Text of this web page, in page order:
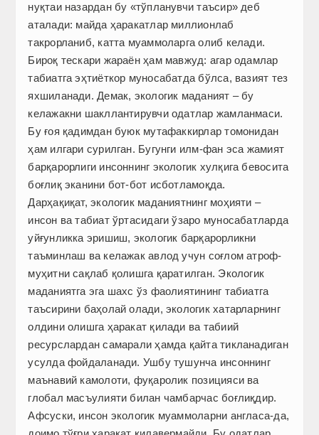
нуқтаи назардан бу «тўпланувчи таъсир» деб
аталади: майда ҳаракатлар миллионлаб
такрорланиб, катта муаммоларга олиб келади.
Бироқ тескари жараён ҳам мавжуд: агар одамлар
табиатга эҳтиёткор муносабатда бўлса, вазият тез
яхшиланади. Демак, экологик маданият – бу
келажакни шакллантирувчи одатлар жамланмаси.
Бу ғоя қадимдан буюк мутафаккирлар томонидан
ҳам илгари сурилган. Бугунги илм-фан эса жамият
барқарорлиги инсоннинг экологик хулқига бевосита
боғлиқ эканини бот-бот исботламоқда.
Дарҳақиқат, экологик маданиятнинг моҳияти –
инсон ва табиат ўртасидаги ўзаро муносабатларда
уйғунликка эришиш, экологик барқарорликни
таъминлаш ва келажак авлод учун соғлом атроф-
муҳитни сақлаб қолишга қаратилган. Экологик
маданиятга эга шахс ўз фаолиятининг табиатга
таъсирини баҳолай олади, экологик хатарларнинг
олдини олишга ҳаракат қилади ва табиий
ресурслардан самарали ҳамда қайта тикланадиган
усулда фойдаланади. Ушбу тушунча инсоннинг
маънавий камолоти, фуқаролик позицияси ва
глобал масъулияти билан чамбарчас боғлиқдир.
Афсуски, инсон экологик муаммоларни анг­ласа-да,